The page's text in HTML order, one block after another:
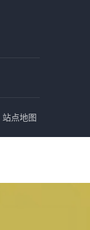
站点地图